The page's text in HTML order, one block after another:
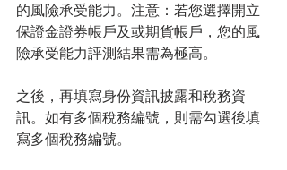
的風險承受能力。注意：若您選擇開立
保證金證券帳戶及或期貨帳戶，您的風
險承受能力評測結果需為極高。
之後，再填寫身份資訊披露和稅務資
訊。如有多個稅務編號，則需勾選後填
寫多個稅務編號。